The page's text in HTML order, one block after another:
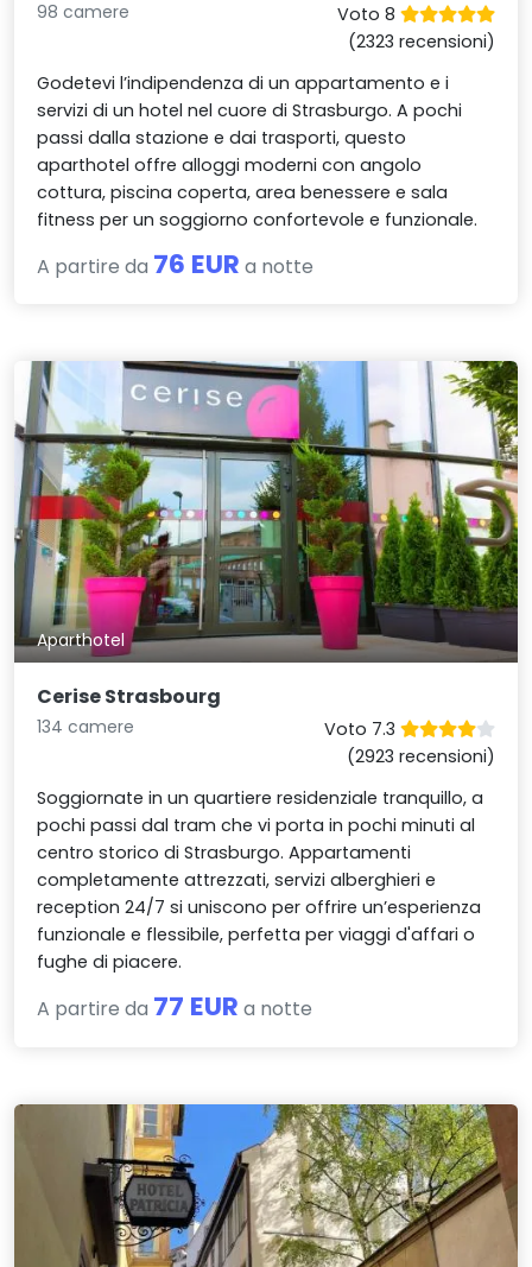
98 camere
Voto 8
(2323 recensioni)
Godetevi l’indipendenza di un appartamento e i
servizi di un hotel nel cuore di Strasburgo. A pochi
passi dalla stazione e dai trasporti, questo
aparthotel offre alloggi moderni con angolo
cottura, piscina coperta, area benessere e sala
fitness per un soggiorno confortevole e funzionale.
A partire da 76 EUR a notte
Aparthotel
Cerise Strasbourg
134 camere
Voto 7.3
(2923 recensioni)
Soggiornate in un quartiere residenziale tranquillo, a
pochi passi dal tram che vi porta in pochi minuti al
centro storico di Strasburgo. Appartamenti
completamente attrezzati, servizi alberghieri e
reception 24/7 si uniscono per offrire un’esperienza
funzionale e flessibile, perfetta per viaggi d'affari o
fughe di piacere.
A partire da 77 EUR a notte